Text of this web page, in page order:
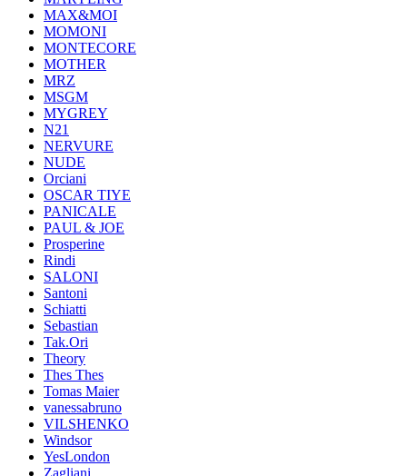
MAX&MOI
MOMONI
MONTECORE
MOTHER
MRZ
MSGM
MYGREY
N21
NERVURE
NUDE
Orciani
OSCAR TIYE
PANICALE
PAUL & JOE
Prosperine
Rindi
SALONI
Santoni
Schiatti
Sebastian
Tak.Ori
Theory
Thes Thes
Tomas Maier
vanessabruno
VILSHENKO
Windsor
YesLondon
Zagliani